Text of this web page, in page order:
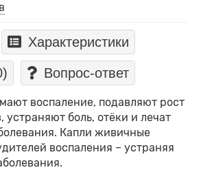
Характеристики
Вопрос-ответ
воспаление, подавляют рост
устраняют боль, отёки и лечат
Капли живичные
воспаления – устраняя